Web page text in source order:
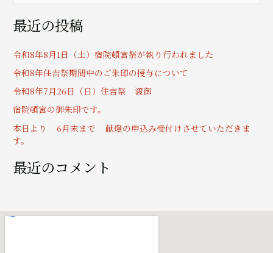
索
対
:
最近の投稿
令和8年8月1日（土）宿院頓宮祭が執り行われました
令和8年住吉祭期間中のご朱印の授与について
令和8年7月26日（日）住吉祭 渡御
宿院頓宮の御朱印です。
本日より 6月末まで 献燈の申込み受付けさせていただきま
す。
最近のコメント